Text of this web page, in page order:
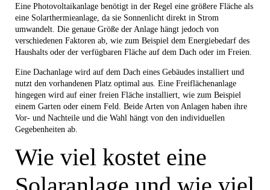
Eine Photovoltaikanlage benötigt in der Regel eine größere Fläche als
eine Solarthermieanlage, da sie Sonnenlicht direkt in Strom
umwandelt. Die genaue Größe der Anlage hängt jedoch von
verschiedenen Faktoren ab, wie zum Beispiel dem Energiebedarf des
Haushalts oder der verfügbaren Fläche auf dem Dach oder im Freien.
Eine Dachanlage wird auf dem Dach eines Gebäudes installiert und
nutzt den vorhandenen Platz optimal aus. Eine Freiflächenanlage
hingegen wird auf einer freien Fläche installiert, wie zum Beispiel
einem Garten oder einem Feld. Beide Arten von Anlagen haben ihre
Vor- und Nachteile und die Wahl hängt von den individuellen
Gegebenheiten ab.
Wie viel kostet eine